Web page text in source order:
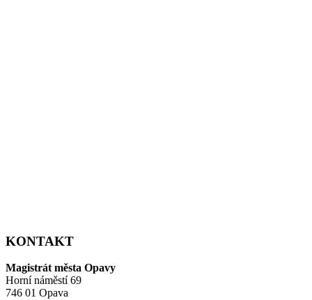
KONTAKT
Magistrát města Opavy
Horní náměstí 69
746 01 Opava